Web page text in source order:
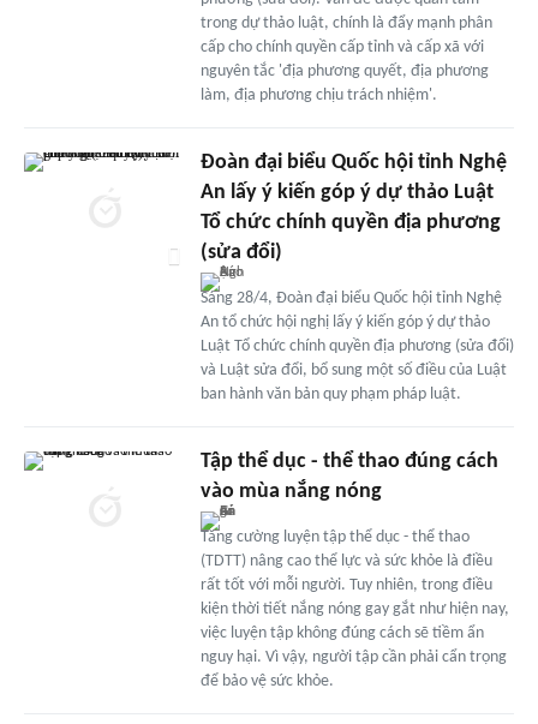
trong dự thảo luật, chính là đẩy mạnh phân
cấp cho chính quyền cấp tỉnh và cấp xã với
nguyên tắc 'địa phương quyết, địa phương
làm, địa phương chịu trách nhiệm'.
Đoàn đại biểu Quốc hội tỉnh Nghệ
An lấy ý kiến góp ý dự thảo Luật
Tổ chức chính quyền địa phương
(sửa đổi)
Sáng 28/4, Đoàn đại biểu Quốc hội tỉnh Nghệ
An tổ chức hội nghị lấy ý kiến góp ý dự thảo
Luật Tổ chức chính quyền địa phương (sửa đổi)
và Luật sửa đổi, bổ sung một số điều của Luật
ban hành văn bản quy phạm pháp luật.
Tập thể dục - thể thao đúng cách
vào mùa nắng nóng
Tăng cường luyện tập thể dục - thể thao
(TDTT) nâng cao thể lực và sức khỏe là điều
rất tốt với mỗi người. Tuy nhiên, trong điều
kiện thời tiết nắng nóng gay gắt như hiện nay,
việc luyện tập không đúng cách sẽ tiềm ẩn
nguy hại. Vì vậy, người tập cần phải cẩn trọng
để bảo vệ sức khỏe.